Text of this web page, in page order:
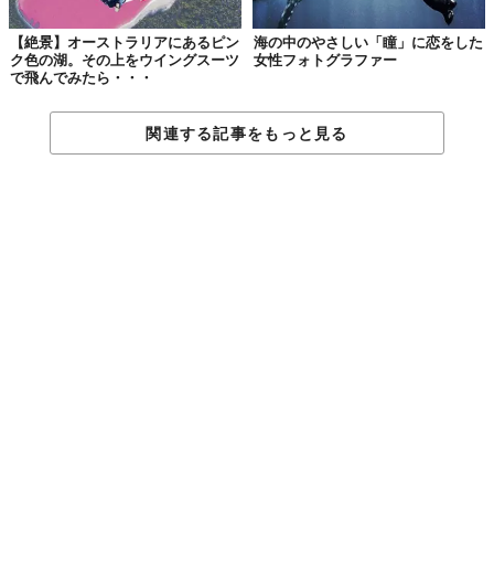
【絶景】オーストラリアにあるピン
ク色の湖。その上をウイングスーツ
で飛んでみたら・・・
海の中のやさしい「瞳」に恋をした
女性フォトグラファー
関連する記事をもっと見る